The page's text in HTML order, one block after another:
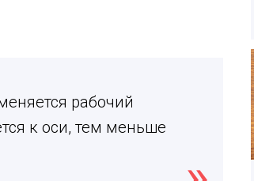
рабочий
к оси, тем меньше